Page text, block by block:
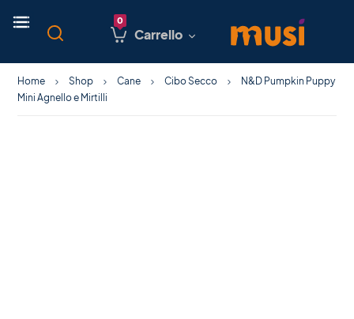
Carrello
Home Shop Cane Cibo Secco
N&D Pumpkin Puppy
Mini Agnello e Mirtilli